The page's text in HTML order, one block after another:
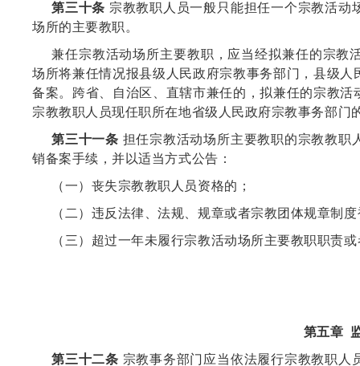
第三十条 宗教教职人员一般只能担任一个宗教活
场所的主要教职。
兼任宗教活动场所主要教职，应当经拟兼任的宗教
场所将兼任情况报县级人民政府宗教事务部门，县级
备案。跨省、自治区、直辖市兼任的，拟兼任的宗教
宗教教职人员现任职所在地省级人民政府宗教事务部门
第三十一条 担任宗教活动场所主要教职的宗教教职
销备案手续，并以适当方式公告：
（一）丧失宗教教职人员资格的；
（二）违反法律、法规、规章或者宗教团体规章制
（三）超过一年未履行宗教活动场所主要教职职责
第五章
第三十二条 宗教事务部门应当依法履行宗教教职人